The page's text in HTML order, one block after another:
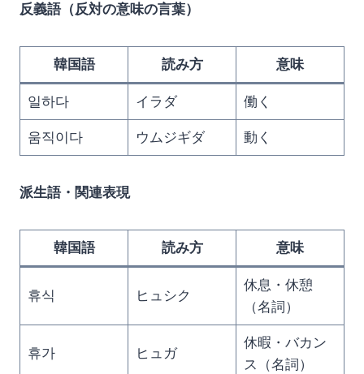
反義語（反対の意味の言葉）
韓国語 読み方 意味
일하다 イラダ 働く
움직이다 ウムジギダ 動く
派生語・関連表現
韓国語 読み方 意味
휴식 ヒュシク
休息・休憩
（名詞）
휴가 ヒュガ
休暇・バカン
ス（名詞）